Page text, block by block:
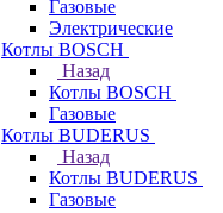
Газовые
Электрические
Котлы BOSCH
Назад
Котлы BOSCH
Газовые
Котлы BUDERUS
Назад
Котлы BUDERUS
Газовые